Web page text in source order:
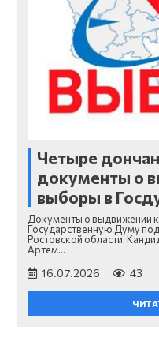
Четыре
документы о
выборы в
Документы о выдвижении
Государственную Думу
Ростовской области.
Артем…
16.07.2026 43